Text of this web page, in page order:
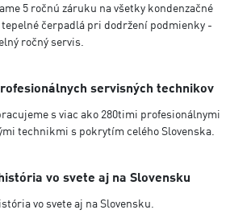
5 ročnú záruku na všetky kondenzačné
tepelné čerpadlá pri dodržení podmienky -
ročný servis.
servisných technikov
s viac ako 280timi profesionálnymi
technikmi s pokrytím celého Slovenska.
vo svete aj na Slovensku
vo svete aj na Slovensku.